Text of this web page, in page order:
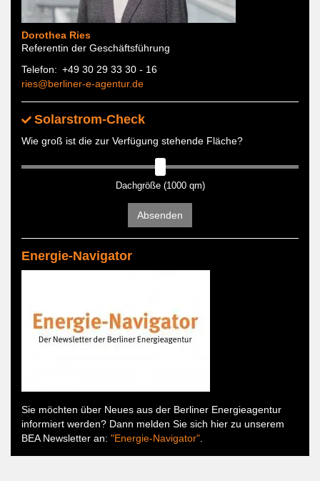
Dorothea Ries
Referentin der Geschäftsführung
Telefon
+49 30 29 33 30 - 16
ries@berliner-e-agentur.de
Solarstrom-Check
Wie groß ist die zur Verfügung stehende Fläche?
Dachgröße (1000 qm)
Absenden
Energie-Navigator
Sie möchten über Neues aus der Berliner Energieagentur
informiert werden? Dann melden Sie sich hier zu unserem
BEA Newsletter an: "Energie-Navigator"